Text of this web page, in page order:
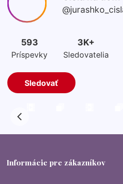
Informácie pre zákazníkov